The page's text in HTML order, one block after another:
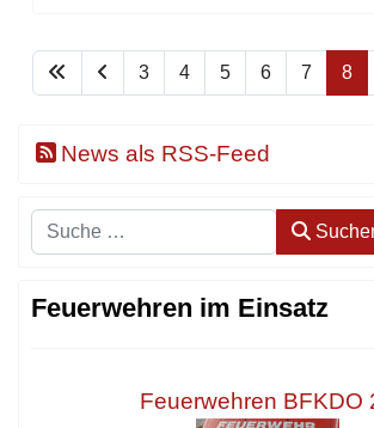
3 4 5 6 7 8
News als RSS-Feed
Suchen
Feuerwehren im Einsatz
Feuerwehren BFKDO